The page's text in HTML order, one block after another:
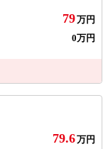
79万円
0万円
79.6万円